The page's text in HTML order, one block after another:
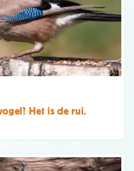
Het is de rui.